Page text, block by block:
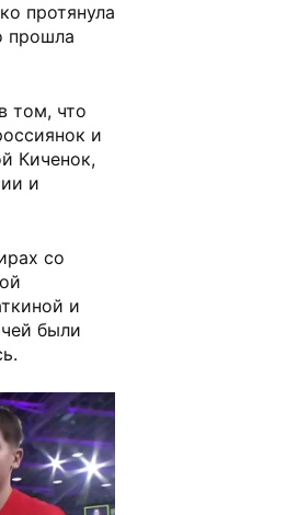
протянула
прошла
том, что
и
Киченок,
и
со
и
были